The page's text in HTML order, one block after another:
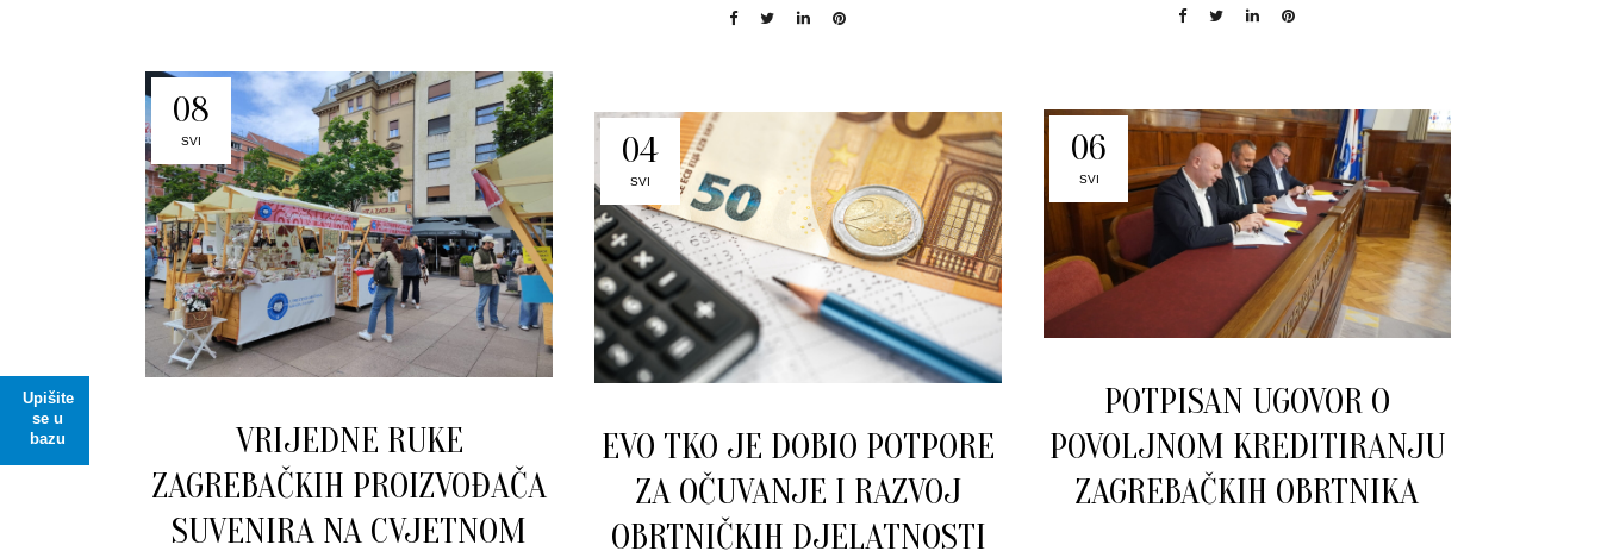
Upišite
se u
bazu
08
SVI
VRIJEDNE RUKE
ZAGREBAČKIH PROIZVOĐAČA
SUVENIRA NA CVJETNOM
06
SVI
POTPISAN UGOVOR O
POVOLJNOM KREDITIRANJU
ZAGREBAČKIH OBRTNIKA
04
SVI
EVO TKO JE DOBIO POTPORE
ZA OČUVANJE I RAZVOJ
OBRTNIČKIH DJELATNOSTI